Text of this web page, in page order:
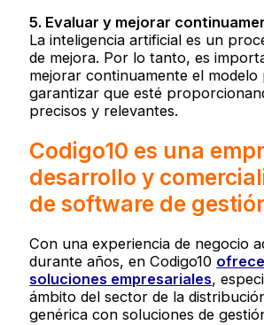
5. Evaluar y mejorar
La inteligencia artificial es un
de mejora. Por lo tanto, es
mejorar continuamente el modelo
garantizar que esté
precisos y relevantes.
Codigo10 es una
desarrollo y
de software de
Con una experiencia de negocio
durante años, en Codigo10
soluciones empresariales,
ámbito del sector de la
genérica con soluciones de